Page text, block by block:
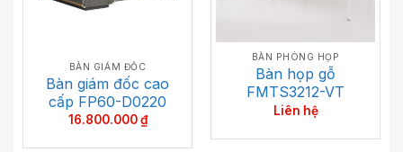
BÀN GIÁM ĐỐC
Bàn giám đốc cao
cấp FP60-D0220
16.800.000₫
BÀN PHÒNG HỌP
Bàn họp gỗ
FMTS3212-VT
Liên hệ